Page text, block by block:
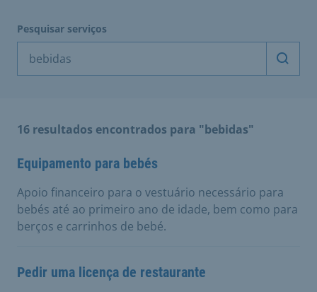
Pesquisar serviços
16 resultados encontrados para "bebidas"
Equipamento para bebés
Apoio financeiro para o vestuário necessário para
bebés até ao primeiro ano de idade, bem como para
berços e carrinhos de bebé.
Pedir uma licença de restaurante